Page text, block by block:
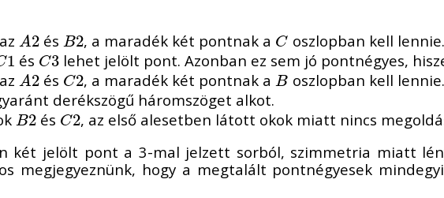
A2
A2 és B2
B2, a maradék két pontnak a C
C oszlopban kell lennie.
1
1 és C3
C3 lehet jelölt pont. Azonban ez sem jó pontnégyes,
A2
A2 és C2
C2, a maradék két pontnak a B
B oszlopban kell
derékszögű háromszöget alkot.
B2
B2 és C2
C2, az első alesetben látott okok miatt nincs
két jelölt pont a 3-mal jelzett sorból, szimmetria miatt
megjegyeznünk, hogy a megtalált pontnégyesek